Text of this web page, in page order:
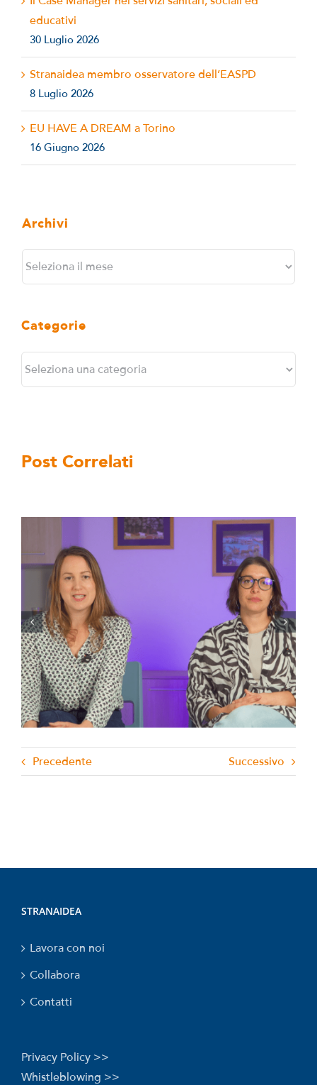
educativi
30 Luglio 2026
Stranaidea membro osservatore dell’EASPD
8 Luglio 2026
EU HAVE A DREAM a Torino
16 Giugno 2026
Archivi
Archivi
Categorie
Post Correlati
Il Cortile: teatro, incontri e storie
condivise
Precedente Successivo
STRANAIDEA
Lavora con noi
Collabora
Contatti
Privacy Policy >>
Whistleblowing >>